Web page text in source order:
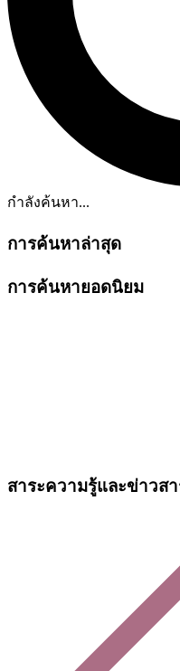
กำลังค้นหา...
การค้นหาล่าสุด
การค้นหายอดนิยม
สาระความรู้และข่าวส